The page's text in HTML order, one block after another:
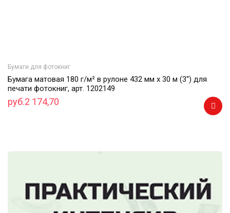
Бумаги для фотокниг
Бумага матовая 180 г/м² в рулоне 432 мм x 30 м (3'') для
печати фотокниг, арт. 1202149
руб.2 174,70